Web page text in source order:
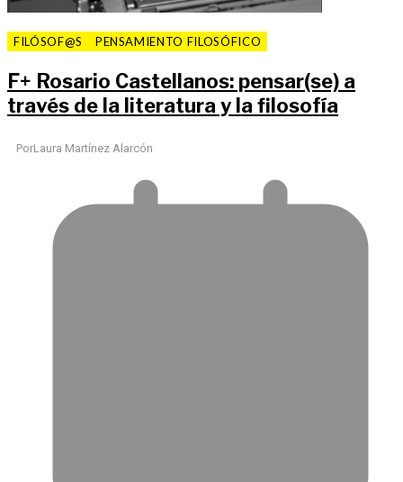
FILÓSOF@S PENSAMIENTO FILOSÓFICO
F+ Rosario Castellanos: pensar(se) a
través de la literatura y la filosofía
PorLaura Martínez Alarcón